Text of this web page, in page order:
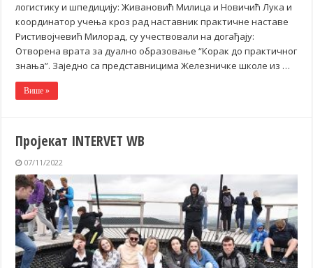
логистику и шпедицију: Живановић Милица и Новичић Лука и
координатор учења кроз рад наставник практичне наставе
Ристивојчевић Милорад, су учествовали на догађају:
Отворена врата за дуално образовање “Корак до практичног
знања”. Заједно са представницима Железничке школе из …
Више »
Пројекат INTERVET WB
07/11/2022